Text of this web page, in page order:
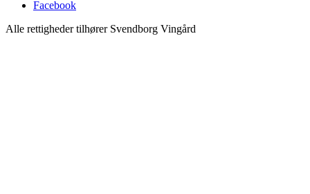
Facebook
Alle rettigheder tilhører Svendborg Vingård